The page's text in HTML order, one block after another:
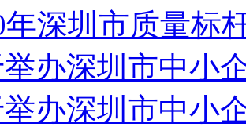
年深圳市质量标
办深圳市中小
办深圳市中小